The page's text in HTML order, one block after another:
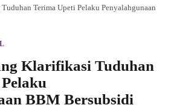
Terima Upeti Pelaku Penyalahgunaan
Klarifikasi Tuduhan
BBM Bersubsidi